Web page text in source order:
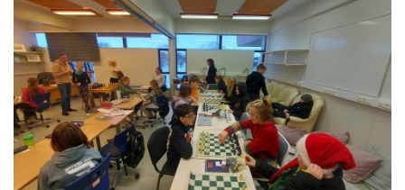
upp á nokkrar stöðvar og var gleðin ríkjandi. Í lok dags
var boðið upp á kaffi, djús og smákökur í matsalnum.